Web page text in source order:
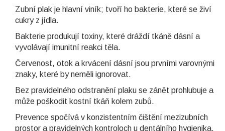
Zubní plak je hlavní viník; tvoří ho bakterie, které se živí
cukry z jídla.
Bakterie produkují toxiny, které dráždí tkáně dásní a
vyvolávají imunitní reakci těla.
Červenost, otok a krvácení dásní jsou prvními varovnými
znaky, které by neměli ignorovat.
Bez pravidelného odstranění plaku se zánět prohlubuje a
může poškodit kostní tkáň kolem zubů.
Prevence spočívá v konzistentním čištění mezizubních
prostor a pravidelných kontroloch u dentálního hygienika.